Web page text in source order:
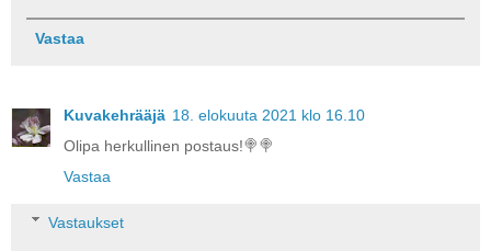
Vastaa
Kuvakehrääjä 18. elokuuta 2021 klo 16.10
Olipa herkullinen postaus!🍭🍭
Vastaa
Vastaukset